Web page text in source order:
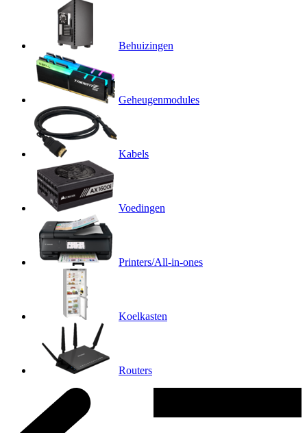
Behuizingen
Geheugenmodules
Kabels
Voedingen
Printers/All-in-ones
Koelkasten
Routers